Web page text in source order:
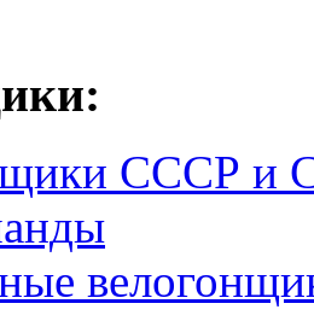
СССР и